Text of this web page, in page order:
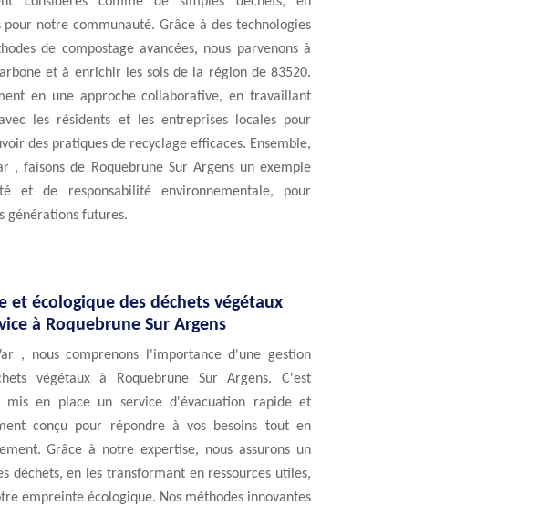
pour notre communauté. Grâce à des technologies
de compostage avancées, nous parvenons à
et à enrichir les sols de la région de 83520.
en une approche collaborative, en travaillant
les résidents et les entreprises locales pour
des pratiques de recyclage efficaces. Ensemble,
, faisons de Roquebrune Sur Argens un exemple
et de responsabilité environnementale, pour
générations futures.
et écologique des déchets végétaux
à Roquebrune Sur Argens
, nous comprenons l'importance d'une gestion
végétaux à Roquebrune Sur Argens. C'est
mis en place un service d'évacuation rapide et
conçu pour répondre à vos besoins tout en
Grâce à notre expertise, nous assurons un
déchets, en les transformant en ressources utiles,
empreinte écologique. Nos méthodes innovantes